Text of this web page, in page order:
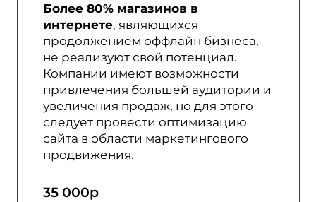
Более 80% магазинов в
интернете, являющихся
продолжением оффлайн бизнеса,
не реализуют свой потенциал.
Компании имеют возможности
привлечения большей аудитории и
увеличения продаж, но для этого
следует провести оптимизацию
сайта в области маркетингового
продвижения.
35 000р